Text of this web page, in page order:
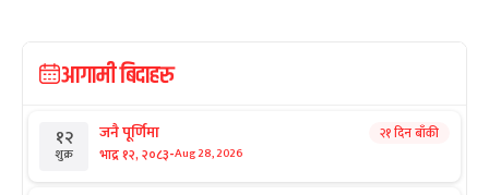
आगामी बिदाहरु
१२
शुक्र
जनै पूर्णिमा
भाद्र १२, २०८३-Aug 28, 2026
२१ दिन बाँकी